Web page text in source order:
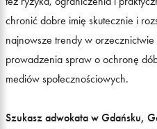
chronić dobre imię skutecznie i
najnowsze trendy w
prowadzenia spraw o ochronę
mediów społecznościowych.
Szukasz adwokata w Gdańsku,